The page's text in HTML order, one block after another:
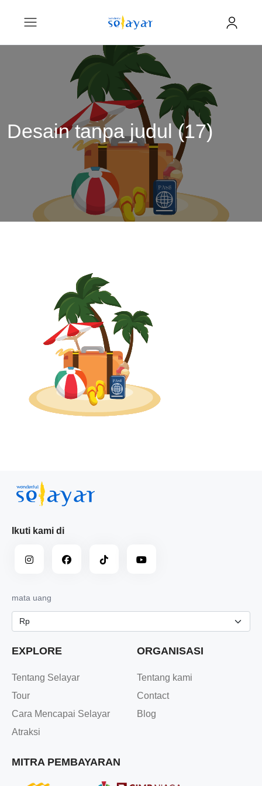
Desain tanpa judul (17)
Ikuti kami di
mata uang
EXPLORE
Tentang Selayar
Tour
Cara Mencapai Selayar
Atraksi
ORGANISASI
Tentang kami
Contact
Blog
MITRA PEMBAYARAN